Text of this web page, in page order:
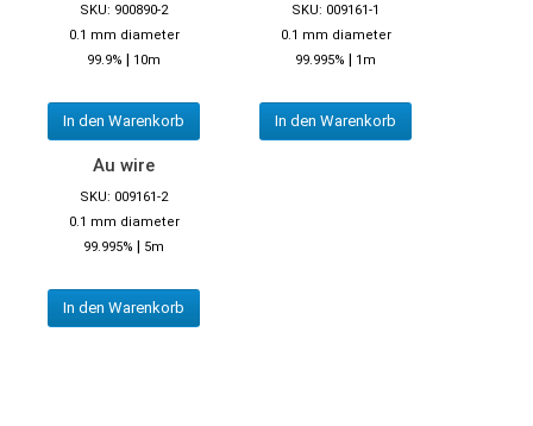
SKU: 900890-2
0.1 mm diameter
99.9% | 10m
In den Warenkorb
SKU: 009161-1
0.1 mm diameter
99.995% | 1m
In den Warenkorb
Au wire
SKU: 009161-2
0.1 mm diameter
99.995% | 5m
In den Warenkorb